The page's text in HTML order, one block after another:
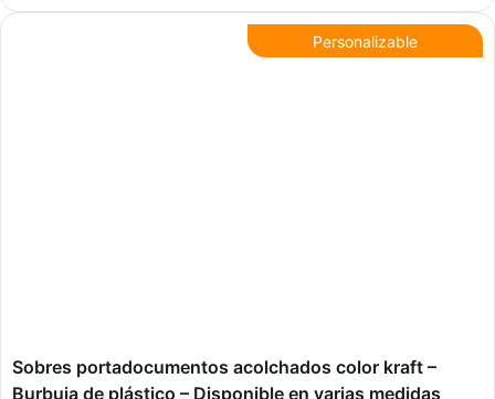
Personalizable
Sobres portadocumentos acolchados color kraft –
Burbuja de plástico – Disponible en varias medidas